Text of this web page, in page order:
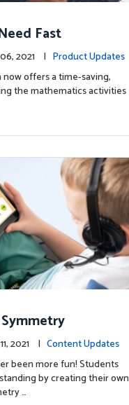
Fast
06, 2021 | Product Updates
offers a time-saving,
the mathematics activities
11, 2021 | Content Updates
been more fun! Students
by creating their own
…